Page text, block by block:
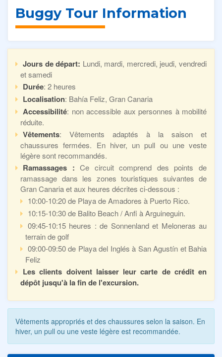
Buggy Tour Information
Jours de départ: Lundi, mardi, mercredi, jeudi, vendredi
et samedi
Durée: 2 heures
Localisation: Bahía Feliz, Gran Canaria
Accessibilité: non accessible aux personnes à mobilité
réduite.
Vêtements: Vêtements adaptés à la saison et
chaussures fermées. En hiver, un pull ou une veste
légère sont recommandés.
Ramassages :Ce circuit comprend des points de
ramassage dans les zones touristiques suivantes de
Gran Canaria et aux heures décrites ci-dessous :
10:00-10:20 de Playa de Amadores à Puerto Rico.
10:15-10:30 de Balito Beach / Anfi à Arguineguin.
09:45-10:15 heures : de Sonnenland et Meloneras au
terrain de golf
09:00-09:50 de Playa del Inglés à San Agustín et Bahia
Feliz
Les clients doivent laisser leur carte de crédit en
dépôt jusqu'à la fin de l'excursion.
Vêtements appropriés et des chaussures selon la saison. En
hiver, un pull ou une veste légère est recommandée.